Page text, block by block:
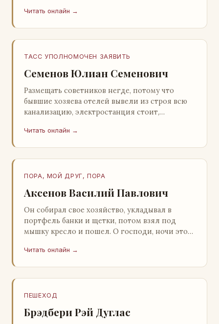
Натанович. – Что ж, …
Читать онлайн →
ТАСС УПОЛНОМОЧЕН ЗАЯВИТЬ
Семенов Юлиан Семенович
Размещать советников негде, потому что
бывшие хозяева отелей вывели из строя всю
канализацию, электростанция стоит,
А. Алешин». …
Читать онлайн →
ПОРА, МОЙ ДРУГ, ПОРА
Аксенов Василий Павлович
Он собирал свое хозяйство, укладывал в
портфель банки и щетки, потом взял под
мышку кресло и пошел. О господи, ночи этой
заставлял…
Читать онлайн →
ПЕШЕХОД
Брэдбери Рэй Дуглас